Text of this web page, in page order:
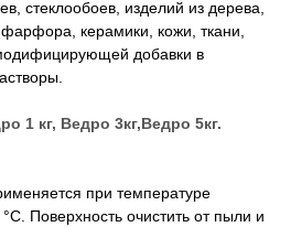
стеклообоев, изделий из дерева,
керамики, кожи, ткани,
добавки в
1 кг, Ведро 3кг,Ведро 5кг.
при температуре
Поверхность очистить от пыли и